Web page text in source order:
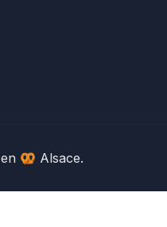
en 🥨 Alsace.